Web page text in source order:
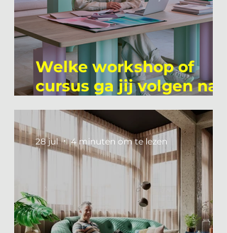
Welke workshop of
cursus ga jij volgen na
je vakantie?
28 jul 4 minuten om te lezen